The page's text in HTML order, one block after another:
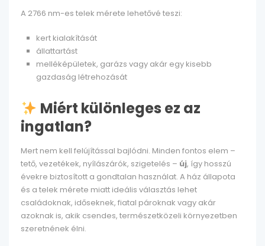
A 2766 nm-es telek mérete lehetővé teszi:
kert kialakítását
állattartást
melléképületek, garázs vagy akár egy kisebb
gazdaság létrehozását
Miért különleges ez az
ingatlan?
Mert nem kell felújítással bajlódni. Minden fontos elem –
tető, vezetékek, nyílászárók, szigetelés – új, így hosszú
évekre biztosított a gondtalan használat. A ház állapota
és a telek mérete miatt ideális választás lehet
családoknak, időseknek, fiatal pároknak vagy akár
azoknak is, akik csendes, természetközeli környezetben
szeretnének élni.